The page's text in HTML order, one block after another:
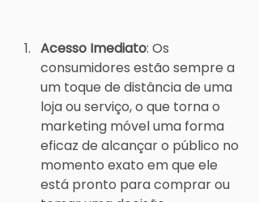
Acesso Imediato: Os
consumidores estão sempre a
um toque de distância de uma
loja ou serviço, o que torna o
marketing móvel uma forma
eficaz de alcançar o público no
momento exato em que ele
está pronto para comprar ou